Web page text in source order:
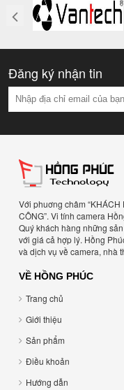
Đăng ký nhận tin
Với phuơng châm
CÔNG”. Vi tính camera
Quý khách hàng những
với giá cả hợp lý. Hồng
và dịch vụ về camera, nhà
VỀ HỒNG PHÚC
Trang chủ
Giới thiệu
Sản phẩm
Điều khoản
Hướng dẫn